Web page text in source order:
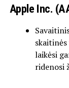
Apple Inc.
laikėsi
ridenosi